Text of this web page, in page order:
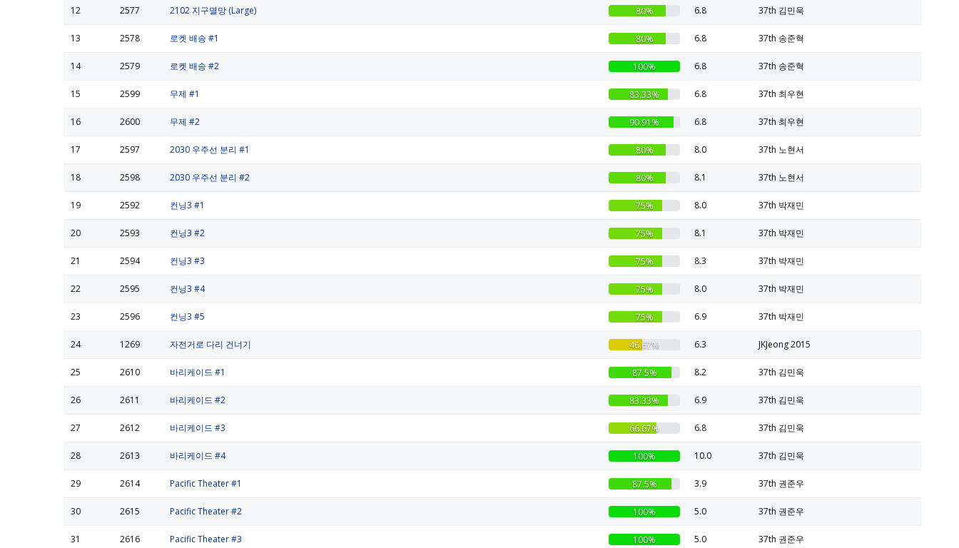
12 2577 2102 지구멸망 (Large) 80% 6.8 37th 김민욱
13 2578 로켓 배송 #1 80% 6.8 37th 송준혁
14 2579 로켓 배송 #2 100% 6.8 37th 송준혁
15 2599 무제 #1 83.33% 6.8 37th 최우현
16 2600 무제 #2 90.91% 6.8 37th 최우현
17 2597 2030 우주선 분리 #1 80% 8.0 37th 노현서
18 2598 2030 우주선 분리 #2 80% 8.1 37th 노현서
19 2592 컨닝3 #1 75% 8.0 37th 박재민
20 2593 컨닝3 #2 75% 8.1 37th 박재민
21 2594 컨닝3 #3 75% 8.3 37th 박재민
22 2595 컨닝3 #4 75% 8.0 37th 박재민
23 2596 컨닝3 #5 75% 6.9 37th 박재민
24 1269 자전거로 다리 건너기 46.67% 6.3 JKJeong 2015
25 2610 바리케이드 #1 87.5% 8.2 37th 김민욱
26 2611 바리케이드 #2 83.33% 6.9 37th 김민욱
27 2612 바리케이드 #3 66.67% 6.8 37th 김민욱
28 2613 바리케이드 #4 100% 10.0 37th 김민욱
29 2614 Pacific Theater #1 87.5% 3.9 37th 권준우
30 2615 Pacific Theater #2 100% 5.0 37th 권준우
31 2616 Pacific Theater #3 100% 5.0 37th 권준우